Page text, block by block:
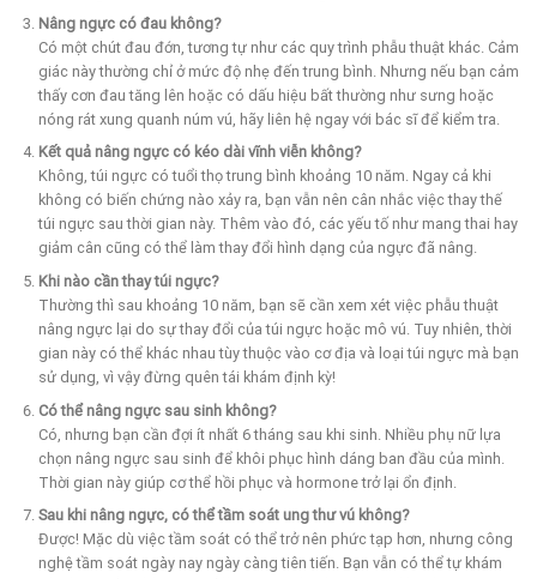
Nâng ngực có đau không?
Có một chút đau đớn, tương tự như các quy trình phẫu thuật khác. Cảm
giác này thường chỉ ở mức độ nhẹ đến trung bình. Nhưng nếu bạn cảm
thấy cơn đau tăng lên hoặc có dấu hiệu bất thường như sưng hoặc
nóng rát xung quanh núm vú, hãy liên hệ ngay với bác sĩ để kiểm tra.
Kết quả nâng ngực có kéo dài vĩnh viễn không?
Không, túi ngực có tuổi thọ trung bình khoảng 10 năm. Ngay cả khi
không có biến chứng nào xảy ra, bạn vẫn nên cân nhắc việc thay thế
túi ngực sau thời gian này. Thêm vào đó, các yếu tố như mang thai hay
giảm cân cũng có thể làm thay đổi hình dạng của ngực đã nâng.
Khi nào cần thay túi ngực?
Thường thì sau khoảng 10 năm, bạn sẽ cần xem xét việc phẫu thuật
nâng ngực lại do sự thay đổi của túi ngực hoặc mô vú. Tuy nhiên, thời
gian này có thể khác nhau tùy thuộc vào cơ địa và loại túi ngực mà bạn
sử dụng, vì vậy đừng quên tái khám định kỳ!
Có thể nâng ngực sau sinh không?
Có, nhưng bạn cần đợi ít nhất 6 tháng sau khi sinh. Nhiều phụ nữ lựa
chọn nâng ngực sau sinh để khôi phục hình dáng ban đầu của mình.
Thời gian này giúp cơ thể hồi phục và hormone trở lại ổn định.
Sau khi nâng ngực, có thể tầm soát ung thư vú không?
Được! Mặc dù việc tầm soát có thể trở nên phức tạp hơn, nhưng công
nghệ tầm soát ngày nay ngày càng tiên tiến. Bạn vẫn có thể tự khám